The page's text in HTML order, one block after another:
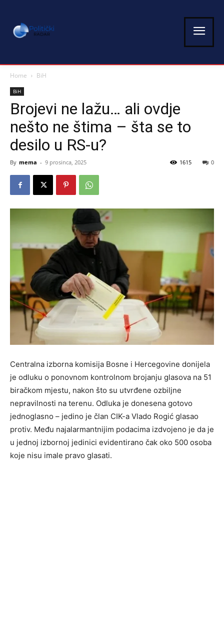
Home BiH
BiH
Brojevi ne lažu… ali ovdje
nešto ne štima – šta se to
desilo u RS-u?
By mema - 9 prosinca, 2025 0
1615
Centralna izborna komisija Bosne i Hercegovine donijela
je odluku o ponovnom kontrolnom brojanju glasova na 51
biračkom mjestu, nakon što su utvrđene ozbiljne
nepravilnosti na terenu. Odluka je donesena gotovo
jednoglasno – jedino je član CIK-a Vlado Rogić glasao
protiv. Među najalarmantnijim podacima izdvojeno je da je
u jednoj izbornoj jedinici evidentirano čak oko 500 osoba
koje nisu imale pravo glasati.